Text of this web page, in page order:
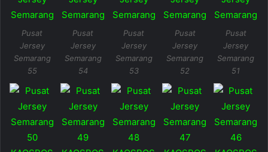
Pusat
Jersey
Semarang
55
Pusat
Jersey
Semarang
54
Pusat
Jersey
Semarang
53
Pusat
Jersey
Semarang
52
Pusat
Jersey
Semarang
51